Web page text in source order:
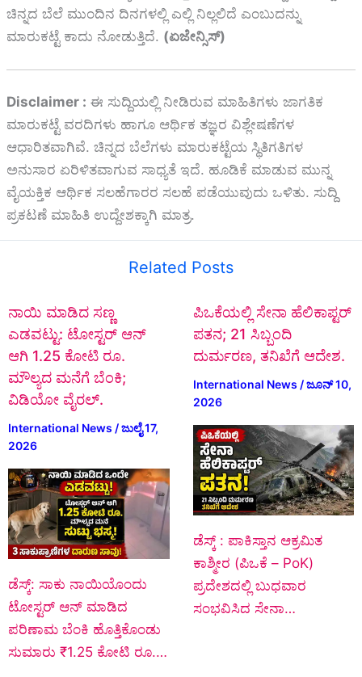
ಚಿನ್ನದ ಬೆಲೆ ಮುಂದಿನ ದಿನಗಳಲ್ಲಿ ಎಲ್ಲಿ ನಿಲ್ಲಲಿದೆ ಎಂಬುದನ್ನು
ಮಾರುಕಟ್ಟೆ ಕಾದು ನೋಡುತ್ತಿದೆ. (ಏಜೇನ್ಸಿಸ್)
Disclaimer : ಈ ಸುದ್ದಿಯಲ್ಲಿ ನೀಡಿರುವ ಮಾಹಿತಿಗಳು ಜಾಗತಿಕ
ಮಾರುಕಟ್ಟೆ ವರದಿಗಳು ಹಾಗೂ ಆರ್ಥಿಕ ತಜ್ಞರ ವಿಶ್ಲೇಷಣೆಗಳ
ಆಧಾರಿತವಾಗಿವೆ. ಚಿನ್ನದ ಬೆಲೆಗಳು ಮಾರುಕಟ್ಟೆಯ ಸ್ಥಿತಿಗತಿಗಳ
ಅನುಸಾರ ಏರಿಳಿತವಾಗುವ ಸಾಧ್ಯತೆ ಇದೆ. ಹೂಡಿಕೆ ಮಾಡುವ ಮುನ್ನ
ವೈಯಕ್ತಿಕ ಆರ್ಥಿಕ ಸಲಹೆಗಾರರ ಸಲಹೆ ಪಡೆಯುವುದು ಒಳಿತು. ಸುದ್ದಿ
ಪ್ರಕಟಣೆ ಮಾಹಿತಿ ಉದ್ದೇಶಕ್ಕಾಗಿ ಮಾತ್ರ.
Related Posts
ನಾಯಿ ಮಾಡಿದ ಸಣ್ಣ
ಎಡವಟ್ಟು: ಟೋಸ್ಟರ್ ಆನ್
ಆಗಿ 1.25 ಕೋಟಿ ರೂ.
ಮೌಲ್ಯದ ಮನೆಗೆ ಬೆಂಕಿ;
ವಿಡಿಯೋ ವೈರಲ್.
International News /ಜುಲೈ 17,
2026
ಡೆಸ್ಕ್: ಸಾಕು ನಾಯಿಯೊಂದು
ಟೋಸ್ಟರ್ ಆನ್ ಮಾಡಿದ
ಪರಿಣಾಮ ಬೆಂಕಿ ಹೊತ್ತಿಕೊಂಡು
ಸುಮಾರು ₹1.25 ಕೋಟಿ ರೂ.…
ಪಿಒಕೆಯಲ್ಲಿ ಸೇನಾ ಹೆಲಿಕಾಪ್ಟರ್
ಪತನ; 21 ಸಿಬ್ಬಂದಿ
ದುರ್ಮರಣ, ತನಿಖೆಗೆ ಆದೇಶ.
International News /ಜೂನ್ 10,
2026
ಡೆಸ್ಕ್‌ : ಪಾಕಿಸ್ತಾನ ಆಕ್ರಮಿತ
ಕಾಶ್ಮೀರ (ಪಿಒಕೆ – PoK)
ಪ್ರದೇಶದಲ್ಲಿ ಬುಧವಾರ
ಸಂಭವಿಸಿದ ಸೇನಾ…